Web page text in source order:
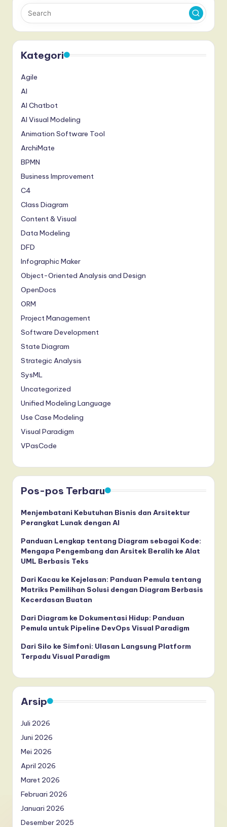
Kategori
Agile
AI
AI Chatbot
AI Visual Modeling
Animation Software Tool
ArchiMate
BPMN
Business Improvement
C4
Class Diagram
Content & Visual
Data Modeling
DFD
Infographic Maker
Object-Oriented Analysis and Design
OpenDocs
ORM
Project Management
Software Development
State Diagram
Strategic Analysis
SysML
Uncategorized
Unified Modeling Language
Use Case Modeling
Visual Paradigm
VPasCode
Pos-pos Terbaru
Menjembatani Kebutuhan Bisnis dan Arsitektur
Perangkat Lunak dengan AI
Panduan Lengkap tentang Diagram sebagai Kode:
Mengapa Pengembang dan Arsitek Beralih ke Alat
UML Berbasis Teks
Dari Kacau ke Kejelasan: Panduan Pemula tentang
Matriks Pemilihan Solusi dengan Diagram Berbasis
Kecerdasan Buatan
Dari Diagram ke Dokumentasi Hidup: Panduan
Pemula untuk Pipeline DevOps Visual Paradigm
Dari Silo ke Simfoni: Ulasan Langsung Platform
Terpadu Visual Paradigm
Arsip
Juli 2026
Juni 2026
Mei 2026
April 2026
Maret 2026
Februari 2026
Januari 2026
Desember 2025